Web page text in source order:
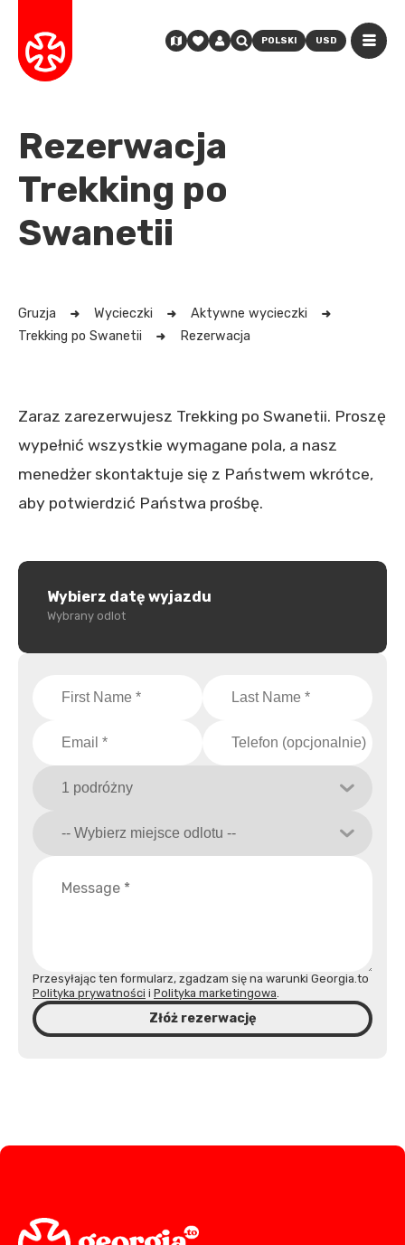
POLSKI USD
Rezerwacja
Trekking po
Swanetii
Gruzja Wycieczki
Aktywne wycieczki
Trekking po Swanetii
Rezerwacja
Zaraz zarezerwujesz Trekking po Swanetii. Proszę
wypełnić wszystkie wymagane pola, a nasz
menedżer skontaktuje się z Państwem wkrótce,
aby potwierdzić Państwa prośbę.
Przesyłając ten formularz, zgadzam się na warunki Georgia.to
Polityka prywatności i Polityka marketingowa.
Złóż rezerwację
Wybierz datę wyjazdu
Wybrany odlot